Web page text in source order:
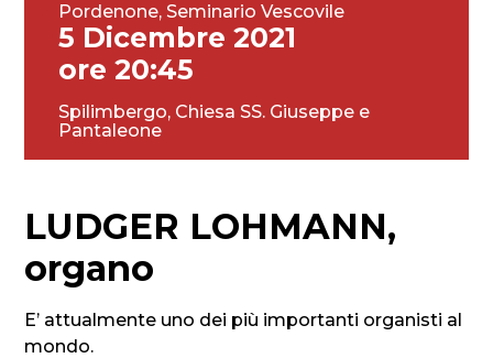
Pordenone, Seminario Vescovile
5 Dicembre 2021
ore 20:45
Spilimbergo, Chiesa SS. Giuseppe e
Pantaleone
LUDGER LOHMANN,
organo
E’ attualmente uno dei più importanti organisti al
mondo.